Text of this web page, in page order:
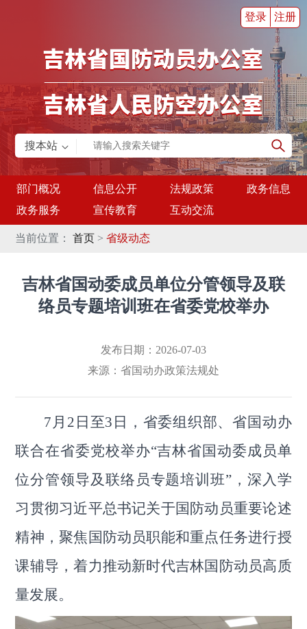
登录 注册
搜本站
部门概况 信息公开 法规政策
政务信息
政务服务
宣传教育 互动交流
当前位置：首页 >省级动态
吉林省国动委成员单位分管领导及联
络员专题培训班在省委党校举办
发布日期：2026-07-03
来源： 省国动办政策法规处
7月2日至3日，省委组织部、省国动办
联合在省委党校举办“吉林省国动委成员单
位分管领导及联络员专题培训班”，深入学
习贯彻习近平总书记关于国防动员重要论述
精神，聚焦国防动员职能和重点任务进行授
课辅导，着力推动新时代吉林国防动员高质
量发展。